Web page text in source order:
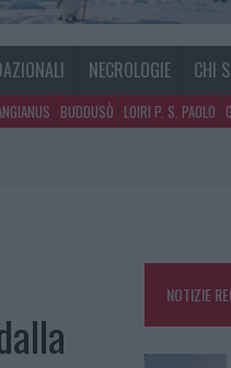
NECROLOGIE CHI
BUDDUSÒ LOIRI P. S. PAOLO
NOTIZIE